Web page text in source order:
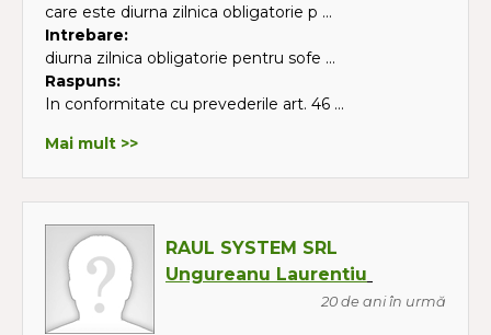
care este diurna zilnica obligatorie p ...
Intrebare:
diurna zilnica obligatorie pentru sofe ...
Raspuns:
In conformitate cu prevederile art. 46 ...
Mai mult >>
RAUL SYSTEM SRL
Ungureanu Laurentiu
20 de ani în urmă